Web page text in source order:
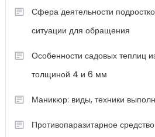
Сфера деятельности
ситуации для обращения
Особенности садовых теплиц
толщиной 4 и 6 мм
Маникюр: виды, техники
Противопаразитарное